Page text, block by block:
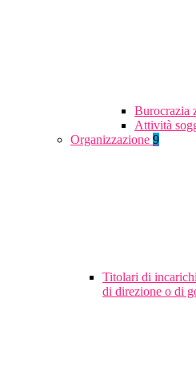
Burocrazia
Attività
Organizzazione 9
Titolari di
di direzione o di